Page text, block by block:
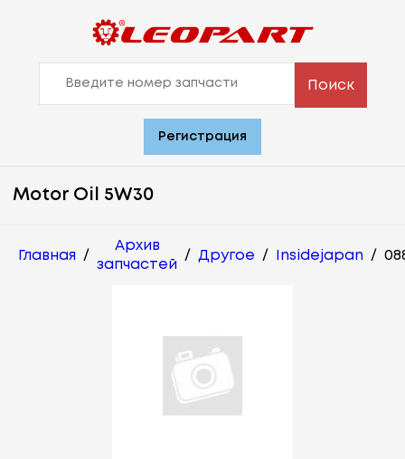
Поиск
Регистрация
Motor Oil 5W30
Главная /
Архив
запчастей
/ Другое / Insidejapan /